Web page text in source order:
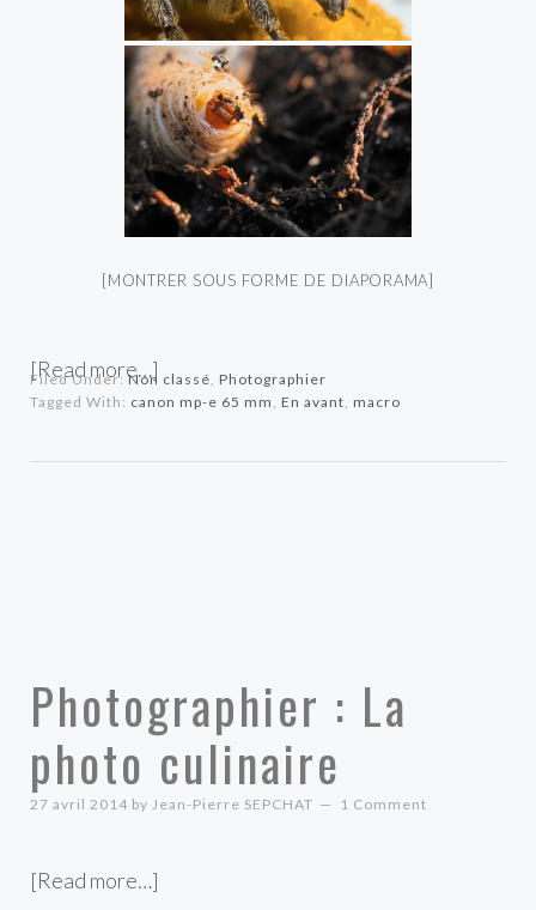
[MONTRER SOUS FORME DE DIAPORAMA]
[Read more…]
Filed Under:Non classé, Photographier
Tagged With: canon mp-e 65 mm , En avant, macro
Photographier : La
photo culinaire
27 avril 2014 by Jean-Pierre SEPCHAT 1 Comment
[Read more…]